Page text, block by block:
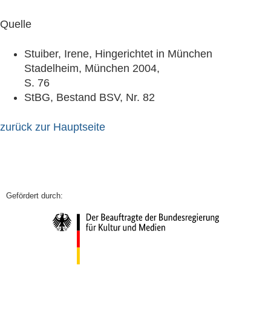
Quelle
Stuiber, Irene, Hingerichtet in München
Stadelheim, München 2004,
S. 76
StBG, Bestand BSV, Nr. 82
zurück zur Hauptseite